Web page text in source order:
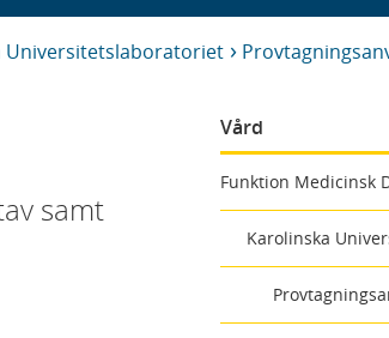
Universitetslaboratoriet
Vård
Funktion Medicinsk
Karolinska
samt